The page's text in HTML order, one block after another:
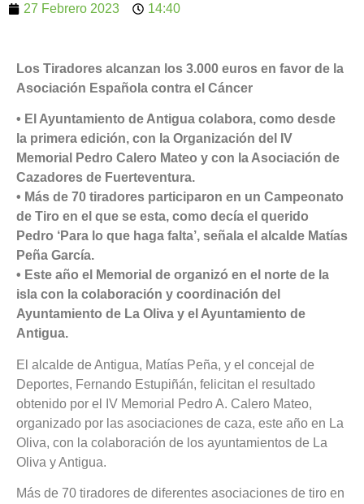
27 Febrero 2023 14:40
Los Tiradores alcanzan los 3.000 euros en favor de la
Asociación Española contra el Cáncer
• El Ayuntamiento de Antigua colabora, como desde
la primera edición, con la Organización del IV
Memorial Pedro Calero Mateo y con la Asociación de
Cazadores de Fuerteventura.
• Más de 70 tiradores participaron en un Campeonato
de Tiro en el que se esta, como decía el querido
Pedro ‘Para lo que haga falta’, señala el alcalde Matías
Peña García.
• Este año el Memorial de organizó en el norte de la
isla con la colaboración y coordinación del
Ayuntamiento de La Oliva y el Ayuntamiento de
Antigua.
El alcalde de Antigua, Matías Peña, y el concejal de
Deportes, Fernando Estupiñán, felicitan el resultado
obtenido por el IV Memorial Pedro A. Calero Mateo,
organizado por las asociaciones de caza, este año en La
Oliva, con la colaboración de los ayuntamientos de La
Oliva y Antigua.
Más de 70 tiradores de diferentes asociaciones de tiro en